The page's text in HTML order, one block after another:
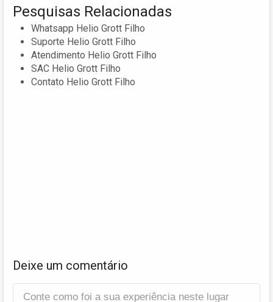
Pesquisas Relacionadas
Whatsapp Helio Grott Filho
Suporte Helio Grott Filho
Atendimento Helio Grott Filho
SAC Helio Grott Filho
Contato Helio Grott Filho
Deixe um comentário